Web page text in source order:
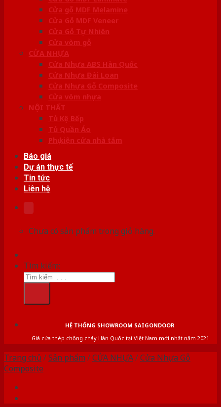
Cửa gỗ MDF Melamine
Cửa Gỗ MDF Veneer
Cửa Gỗ Tự Nhiên
Cửa vòm gỗ
CỬA NHỰA
Cửa Nhựa ABS Hàn Quốc
Cửa Nhựa Đài Loan
Cửa Nhựa Gỗ Composite
Cửa vòm nhựa
NỘI THẤT
Tủ Kệ Bếp
Tủ Quần Áo
Phụ kiện cửa nhà tắm
Báo giá
Dự án thực tế
Tin tức
Liên hệ
Chưa có sản phẩm trong giỏ hàng.
Tìm kiếm:
HỆ THỐNG SHOWROOM SAIGONDOOR
Giá cửa thép chống cháy Hàn Quốc tại Việt Nam mới nhất năm 2021
Trang chủ /Sản phẩm /CỬA NHỰA/Cửa Nhựa Gỗ
Composite